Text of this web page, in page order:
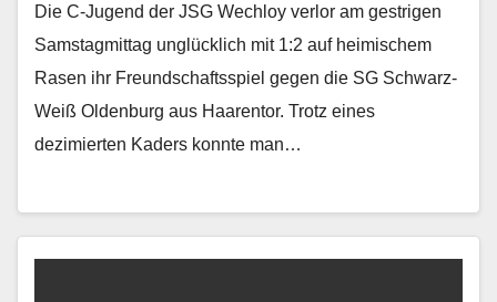
Die C-Jugend der JSG Wechloy verlor am gestrigen
Samstagmittag unglücklich mit 1:2 auf heimischem
Rasen ihr Freundschaftsspiel gegen die SG Schwarz-
Weiß Oldenburg aus Haarentor. Trotz eines
dezimierten Kaders konnte man…